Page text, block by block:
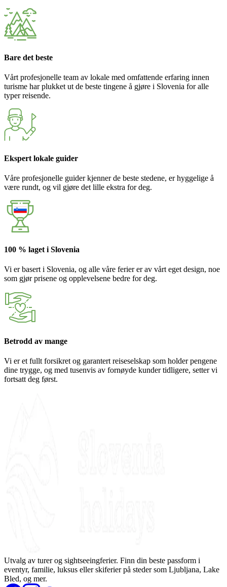
Bare det beste
Vårt profesjonelle team av lokale med omfattende erfaring innen
turisme har plukket ut de beste tingene å gjøre i Slovenia for alle
typer reisende.
Ekspert lokale guider
Våre profesjonelle guider kjenner de beste stedene, er hyggelige å
være rundt, og vil gjøre det lille ekstra for deg.
100 % laget i Slovenia
Vi er basert i Slovenia, og alle våre ferier er av vårt eget design, noe
som gjør prisene og opplevelsene bedre for deg.
Betrodd av mange
Vi er et fullt forsikret og garantert reiseselskap som holder pengene
dine trygge, og med tusenvis av fornøyde kunder tidligere, setter vi
fortsatt deg først.
Utvalg av turer og sightseeingferier. Finn din beste passform i
eventyr, familie, luksus eller skiferier på steder som Ljubljana, Lake
Bled, og mer.